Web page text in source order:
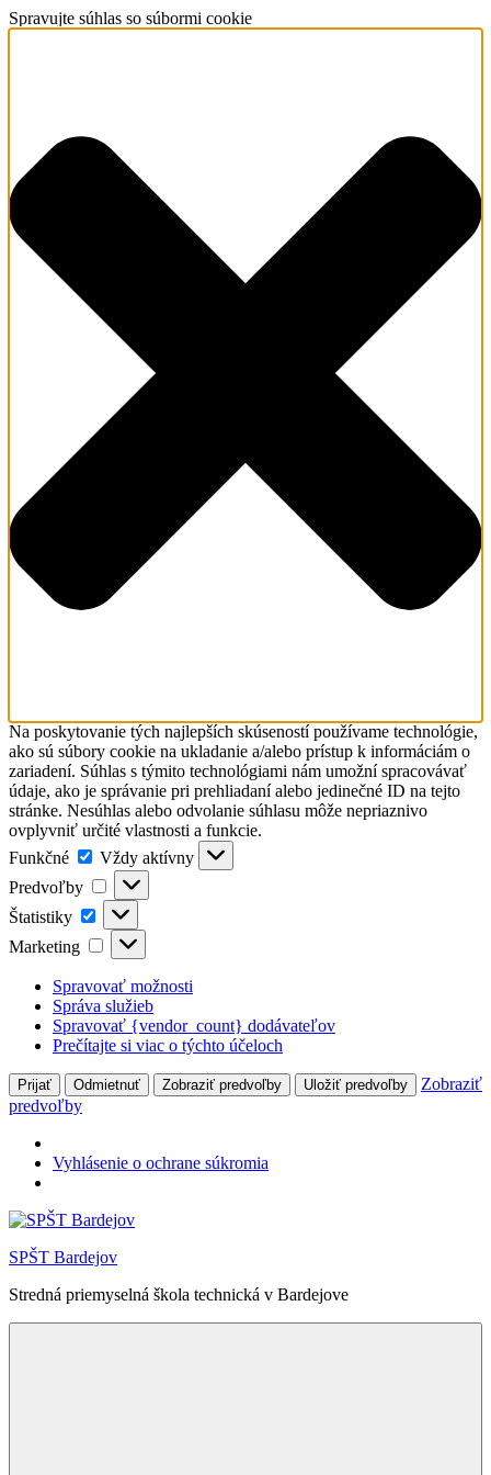
Spravujte súhlas so súbormi cookie
Na poskytovanie tých najlepších skúseností používame technológie,
ako sú súbory cookie na ukladanie a/alebo prístup k informáciám o
zariadení. Súhlas s týmito technológiami nám umožní spracovávať
údaje, ako je správanie pri prehliadaní alebo jedinečné ID na tejto
stránke. Nesúhlas alebo odvolanie súhlasu môže nepriaznivo
ovplyvniť určité vlastnosti a funkcie.
Funkčné
Funkčné
Vždy aktívny
Predvoľby
Predvoľby
Štatistiky Štatistiky
Marketing Marketing
Spravovať možnosti
Správa služieb
Spravovať {vendor_count} dodávateľov
Prečítajte si viac o týchto účeloch
Prijať Odmietnuť Zobraziť predvoľby Uložiť predvoľby
Zobraziť
predvoľby
Vyhlásenie o ochrane súkromia
Skip
content
SPŠT Bardejov
Stredná priemyselná škola technická v Bardejove